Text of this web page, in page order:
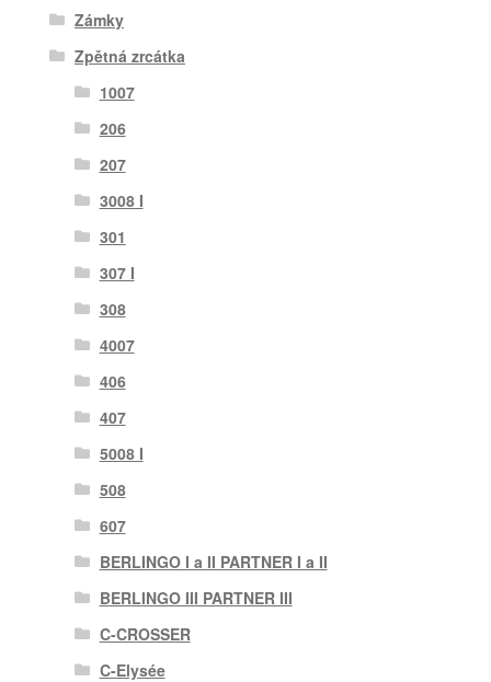
Zámky
Zpětná zrcátka
1007
206
207
3008 I
301
307 I
308
4007
406
407
5008 I
508
607
BERLINGO I a II PARTNER I a II
BERLINGO III PARTNER III
C-CROSSER
C-Elysée